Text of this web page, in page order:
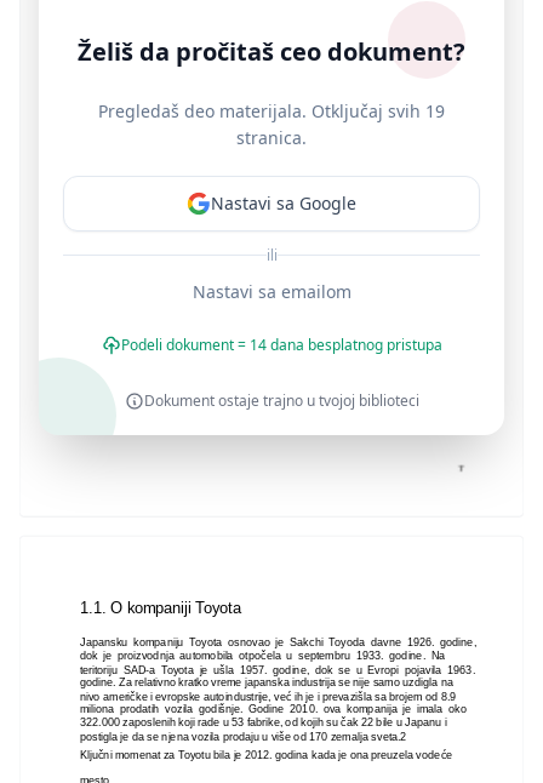
1.1. O kompaniji Toyota
Japansku kompaniju Toyota osnovao je Sakchi Toyoda davne 1926. godine,
dok je proizvodnja automobila otpočela u septembru 1933. godine. Na
teritoriju SAD-a Toyota je ušla 1957. godine, dok se u Evropi pojavila 1963.
godine. Za relativno kratko vreme japanska industrija se nije samo uzdigla na
nivo američke i evropske autoindustrije, već ih je i prevazišla sa brojem od 8.9
miliona prodatih vozila godišnje. Godine 2010. ova kompanija je imala oko
322.000 zaposlenih koji rade u 53 fabrike, od kojih su čak 22 bile u Japanu i
postigla je da se njena vozila prodaju u više od 170 zemalja sveta.2
Ključni momenat za Toyotu bila je 2012. godina kada je ona preuzela vodeće
mesto
Želiš da pročitaš ceo dokument?
Pregledaš deo materijala. Otključaj svih 19
stranica.
Nastavi sa Google
ili
Nastavi sa emailom
Podeli dokument = 14 dana besplatnog pristupa
Dokument ostaje trajno u tvojoj biblioteci